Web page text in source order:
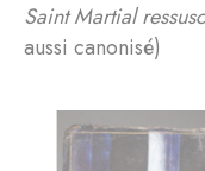
Saint Martial
aussi canonisé)